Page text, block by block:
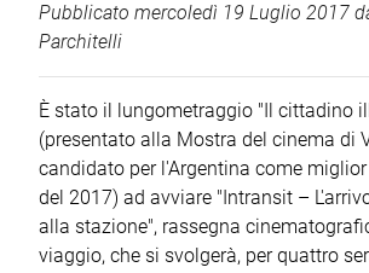
Pubblicato mercoledì 19 Luglio 2017
Parchitelli
È stato il lungometraggio "Il cittadino
(presentato alla Mostra del cinema di
candidato per l'Argentina come
del 2017) ad avviare "Intransit –
alla stazione", rassegna
viaggio, che si svolgerà, per quattro